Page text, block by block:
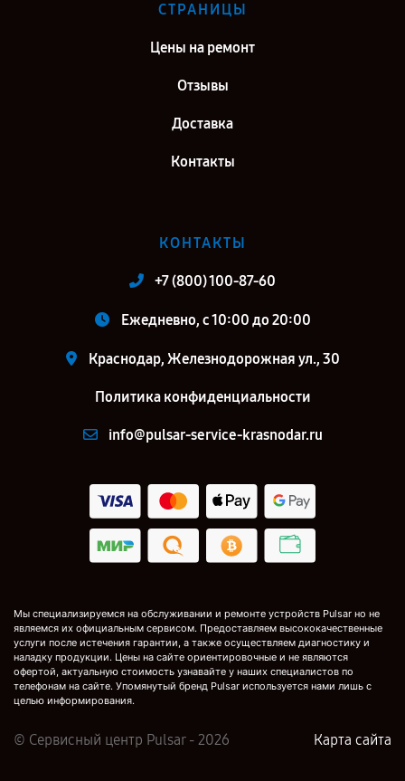
СТРАНИЦЫ
Цены на ремонт
Отзывы
Доставка
Контакты
КОНТАКТЫ
+7 (800) 100-87-60
Ежедневно, с 10:00 до 20:00
Краснодар, Железнодорожная ул., 30
Политика конфиденциальности
info@pulsar-service-krasnodar.ru
Мы специализируемся на обслуживании и ремонте устройств Pulsar но не
являемся их официальным сервисом. Предоставляем высококачественные
услуги после истечения гарантии, а также осуществляем диагностику и
наладку продукции. Цены на сайте ориентировочные и не являются
офертой, актуальную стоимость узнавайте у наших специалистов по
телефонам на сайте. Упомянутый бренд Pulsar используется нами лишь с
целью информирования.
© Сервисный центр Pulsar - 2026 Карта сайта